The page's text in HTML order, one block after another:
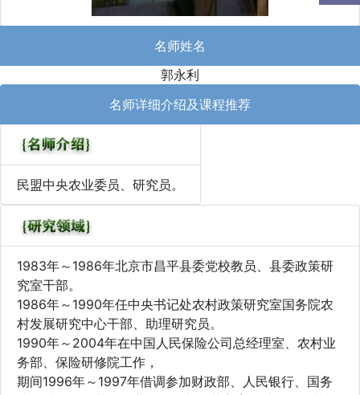
名师姓名
郭永利
名师详细介绍及课程推荐
民盟中央农业委员、研究员。
1983年～1986年北京市昌平县委党校教员、县委政策研
究室干部。
1986年～1990年任中央书记处农村政策研究室国务院农
村发展研究中心干部、助理研究员。
1990年～2004年在中国人民保险公司总经理室、农村业
务部、保险研修院工作，
期间1996年～1997年借调参加财政部、人民银行、国务